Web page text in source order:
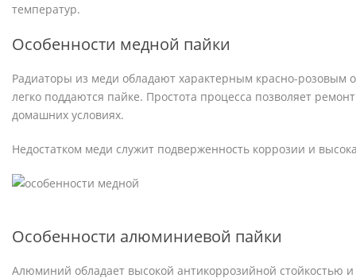
температур.
Особенности медной пайки
Радиаторы из меди обладают характерным красно-розовым
легко поддаются пайке. Простота процесса позволяет
домашних условиях.
Недостатком меди служит подверженность коррозии и
Особенности алюминиевой пайки
Алюминий обладает высокой антикоррозийной стойкостью